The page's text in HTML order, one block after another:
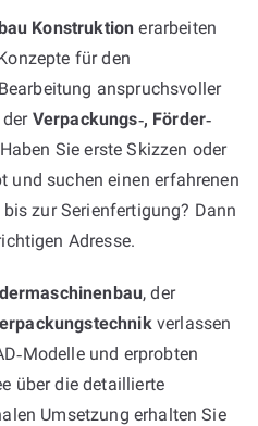
Konstruktion erarbeiten
für den
anspruchsvoller
Verpackungs‑, Förder‑
Sie erste Skizzen oder
und suchen einen erfahrenen
zur Serienfertigung? Dann
Adresse.
, der
verlassen
und erprobten
über die detaillierte
Umsetzung erhalten Sie